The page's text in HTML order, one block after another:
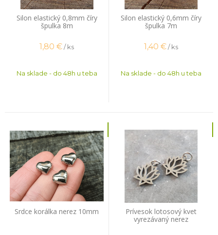
Silon elastický 0,8mm číry
špulka 8m
1,80 €/ ks
Na sklade - do 48h u teba
Silon elastický 0,6mm číry
špulka 7m
1,40 €/ ks
Na sklade - do 48h u teba
Srdce korálka nerez 10mm
Prívesok lotosový kvet
vyrezávaný nerez